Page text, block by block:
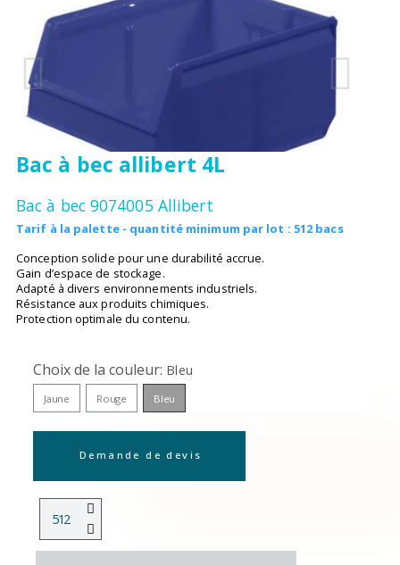
Bac à bec allibert 4L
Bac à bec 9074005 Allibert
Tarif à la palette - quantité minimum par lot : 512 bacs
Conception solide pour une durabilité accrue.
Gain d’espace de stockage.
Adapté à divers environnements industriels.
Résistance aux produits chimiques.
Protection optimale du contenu.
Choix de la couleur Bleu
Jaune Rouge Bleu
Demande de devis